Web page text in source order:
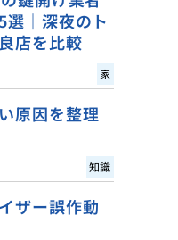
選｜深夜のト
店を比較
家
原因を整理
知識
ザー誤作動